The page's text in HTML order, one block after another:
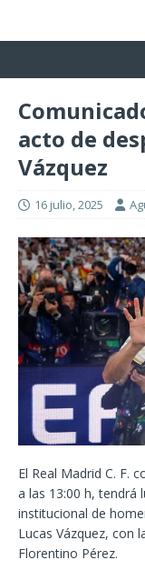
acto de
Vázquez
16 julio, 2025
El Real Madrid C. F.
a las 13:00 h, tendrá
institucional de
Lucas Vázquez, con
Florentino Pérez.